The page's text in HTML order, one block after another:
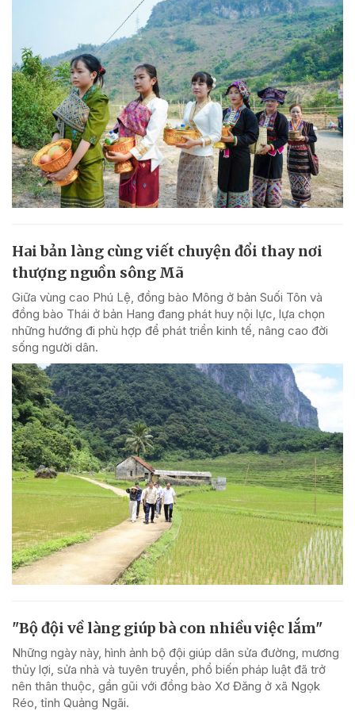
Hai bản làng cùng viết chuyện đổi thay nơi
thượng nguồn sông Mã
Giữa vùng cao Phú Lệ, đồng bào Mông ở bản Suối Tôn và
đồng bào Thái ở bản Hang đang phát huy nội lực, lựa chọn
những hướng đi phù hợp để phát triển kinh tế, nâng cao đời
sống người dân.
"Bộ đội về làng giúp bà con nhiều việc lắm"
Những ngày này, hình ảnh bộ đội giúp dân sửa đường, mương
thủy lợi, sửa nhà và tuyên truyền, phổ biến pháp luật đã trở
nên thân thuộc, gần gũi với đồng bào Xơ Đăng ở xã Ngọk
Réo, tỉnh Quảng Ngãi.